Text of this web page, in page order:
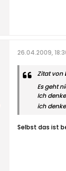
26.04.2009,
Zitat von
Es geht
Ich
ich
Selbst das ist